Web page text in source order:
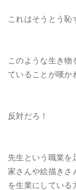
これはそうとう恥
このような生き物
ていることが嘆か
反対だろ！
先生という職業を
家さんや絵描きさ
を生業にしている